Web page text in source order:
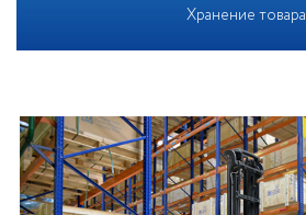
Хранение товара